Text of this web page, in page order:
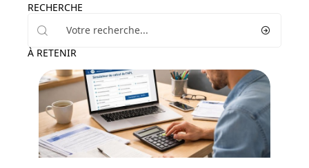
RECHERCHE
À RETENIR
Finance